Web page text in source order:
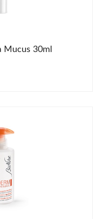
Mucus 30ml